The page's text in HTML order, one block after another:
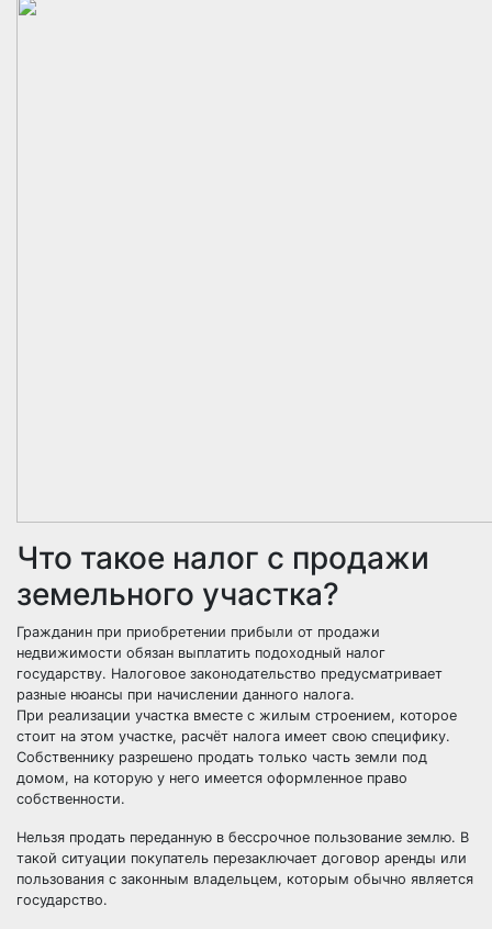
Что такое налог с продажи
земельного участка?
Гражданин при приобретении прибыли от продажи
недвижимости обязан выплатить подоходный налог
государству. Налоговое законодательство предусматривает
разные нюансы при начислении данного налога.
При реализации участка вместе с жилым строением, которое
стоит на этом участке, расчёт налога имеет свою специфику.
Собственнику разрешено продать только часть земли под
домом, на которую у него имеется оформленное право
собственности.
Нельзя продать переданную в бессрочное пользование землю. В
такой ситуации покупатель перезаключает договор аренды или
пользования с законным владельцем, которым обычно является
государство.